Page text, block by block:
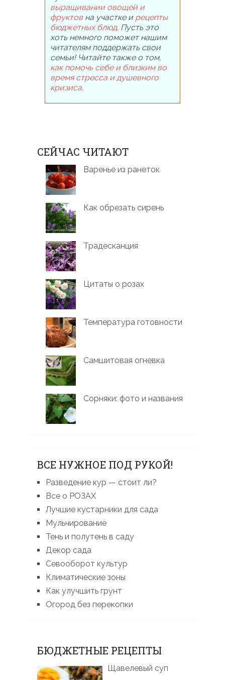
выращивании овощей и
фруктовна участке и рецепты
бюджетных блюд. Пусть это
хоть немного поможет нашим
читателям поддержать свои
семьи! Читайте также о том,
как помочь себе и близким во
время стресса и душевного
кризиса.
СЕЙЧАС ЧИТАЮТ
Варенье из ранеток
Как обрезать сирень
Традесканция
Цитаты о розах
Температура готовности
Самшитовая огневка
Сорняки: фото и названия
ВСЕ НУЖНОЕ ПОД РУКОЙ!
Разведение кур — стоит ли?
Все о РОЗАХ
Лучшие кустарники для сада
Мульчирование
Тень и полутень в саду
Декор сада
Севооборот культур
Климатические зоны
Как улучшить грунт
Огород без перекопки
БЮДЖЕТНЫЕ РЕЦЕПТЫ
Щавелевый суп